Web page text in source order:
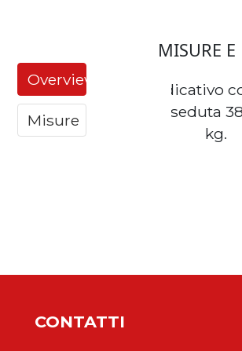
Overview
Misure
MISURE E
Peso indicativo
per una seduta
kg.
CONTATTI